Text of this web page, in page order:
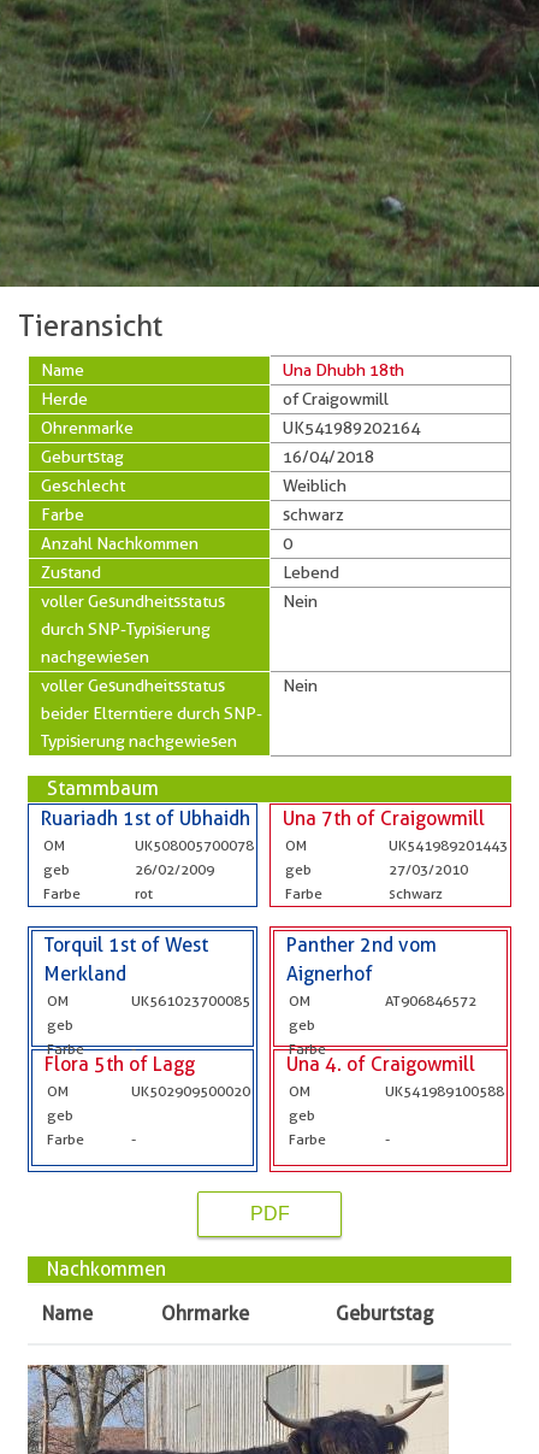
Tieransicht
Name
Una Dhubh 18th
Herde
of Craigowmill
Ohrenmarke
UK541989202164
Geburtstag
16/04/2018
Geschlecht
Weiblich
Farbe
schwarz
Anzahl Nachkommen
0
Zustand
Lebend
voller Gesundheitsstatus
durch SNP-Typisierung
nachgewiesen
Nein
voller Gesundheitsstatus
beider Elterntiere durch SNP-
Typisierung nachgewiesen
Nein
Stammbaum
Ruariadh 1st of Ubhaidh
OM
UK508005700078
geb
26/02/2009
Farbe
rot
Una 7th of Craigowmill
OM
UK541989201443
geb
27/03/2010
Farbe
schwarz
Torquil 1st of West
Merkland
OM
UK561023700085
geb
Farbe
-
Flora 5th of Lagg
OM
UK502909500020
geb
Farbe
-
Panther 2nd vom
Aignerhof
OM
AT906846572
geb
Farbe
-
Una 4. of Craigowmill
OM
UK541989100588
geb
Farbe
-
PDF
Nachkommen
Name
Ohrmarke Geburtstag